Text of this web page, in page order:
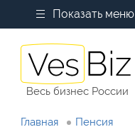
Показать меню
Весь бизнес России
Главная Пенсия